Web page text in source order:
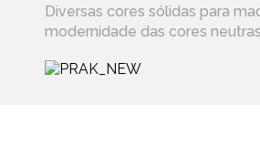
Diversas cores sólidas para
modernidade das cores